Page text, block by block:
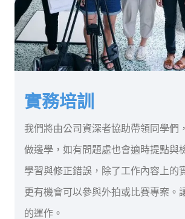
實務培訓
我們將由公司資深者協助帶領同學們
做邊學，如有問題處也會適時提點與
學習與修正錯誤，除了工作內容上的
更有機會可以參與外拍或比賽專案。
的運作。